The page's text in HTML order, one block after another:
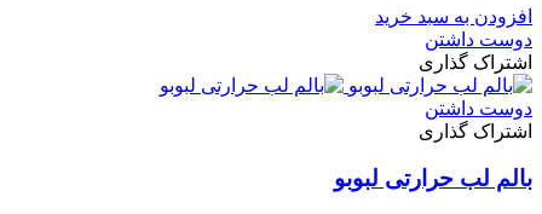
افزودن به سبد خرید
دوست داشتن
اشتراک گذاری
دوست داشتن
اشتراک گذاری
بالم لب حرارتی لبوبو